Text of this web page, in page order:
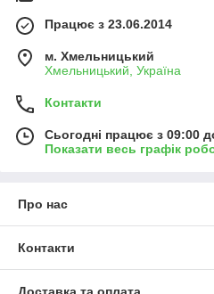
Працює з 23.06.2014
м. Хмельницький
Хмельницький, Україна
Контакти
Сьогодні працює з 09:00
Показати весь графік
Про нас
Контакти
Доставка та оплата